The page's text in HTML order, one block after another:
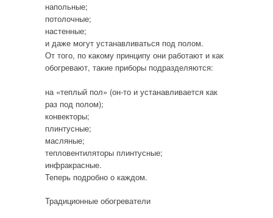
напольные;
потолочные;
настенные;
и даже могут устанавливаться под полом.
От того, по какому принципу они работают и как
обогревают, такие приборы подразделяются:
на «теплый пол» (он-то и устанавливается как
раз под полом);
конвекторы;
плинтусные;
масляные;
тепловентиляторы плинтусные;
инфракрасные.
Теперь подробно о каждом.
Традиционные обогреватели